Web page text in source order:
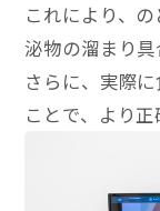
これにより、
泌物の溜まり具
さらに、実際
ことで、より正